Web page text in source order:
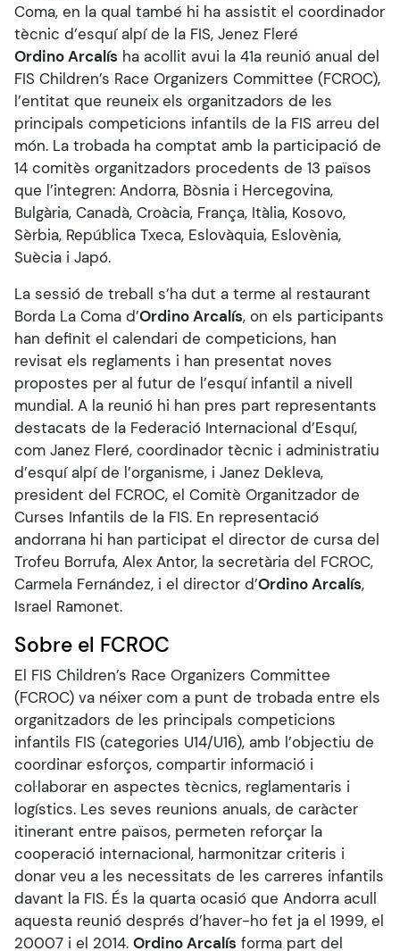
Coma, en la qual també hi ha assistit el coordinador
tècnic d’esquí alpí de la FIS, Jenez Fleré
Ordino Arcalís ha acollit avui la 41a reunió anual del
FIS Children’s Race Organizers Committee (FCROC),
l’entitat que reuneix els organitzadors de les
principals competicions infantils de la FIS arreu del
món. La trobada ha comptat amb la participació de
14 comitès organitzadors procedents de 13 països
que l’integren: Andorra, Bòsnia i Hercegovina,
Bulgària, Canadà, Croàcia, França, Itàlia, Kosovo,
Sèrbia, República Txeca, Eslovàquia, Eslovènia,
Suècia i Japó.
La sessió de treball s’ha dut a terme al restaurant
Borda La Coma d’Ordino Arcalís, on els participants
han definit el calendari de competicions, han
revisat els reglaments i han presentat noves
propostes per al futur de l’esquí infantil a nivell
mundial. A la reunió hi han pres part representants
destacats de la Federació Internacional d’Esquí,
com Janez Fleré, coordinador tècnic i administratiu
d’esquí alpí de l’organisme, i Janez Dekleva,
president del FCROC, el Comitè Organitzador de
Curses Infantils de la FIS. En representació
andorrana hi han participat el director de cursa del
Trofeu Borrufa, Alex Antor, la secretària del FCROC,
Carmela Fernández, i el director d’Ordino Arcalís,
Israel Ramonet.
Sobre el FCROC
El FIS Children’s Race Organizers Committee
(FCROC) va néixer com a punt de trobada entre els
organitzadors de les principals competicions
infantils FIS (categories U14/U16), amb l’objectiu de
coordinar esforços, compartir informació i
col·laborar en aspectes tècnics, reglamentaris i
logístics. Les seves reunions anuals, de caràcter
itinerant entre països, permeten reforçar la
cooperació internacional, harmonitzar criteris i
donar veu a les necessitats de les carreres infantils
davant la FIS. És la quarta ocasió que Andorra acull
aquesta reunió després d’haver-ho fet ja el 1999, el
20007 i el 2014. Ordino Arcalís forma part del